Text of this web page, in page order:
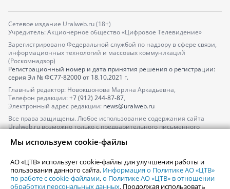
Сетевое издание Uralweb.ru (18+)
Учредитель: Акционерное общество «Цифровое Телевидение»
Зарегистрировано Федеральной службой по надзору в сфере связи,
информационных технологий и массовых коммуникаций
(Роскомнадзор)
Регистрационный номер и дата принятия решения о регистрации:
серия Эл № ФС77-82000от 18.10.2021 г.
Главный редактор: Новокшонова Марина Аркадьевна,
Телефон редакции: +7 (912) 244-87-87,
Электронный адрес редакции: news@uralweb.ru
Все права защищены. Любое использование содержания сайта
Uralweb.ru возможно только с предварительного письменного
По вопросам размещения рекламы обращайтесь по тел.
По вопросам размещения информации в разделе «Афиша»
afisha@uralweb.ru
Мы используем cookie-файлы
АО «ЦТВ» использует cookie-файлы для улучшения работы и
пользования данного сайта. Информация о Политике АО «ЦТВ»
по работе с cookie-файлами,о Политике АО «ЦТВ» в отношении
обработки персональных данных. Продолжая использовать